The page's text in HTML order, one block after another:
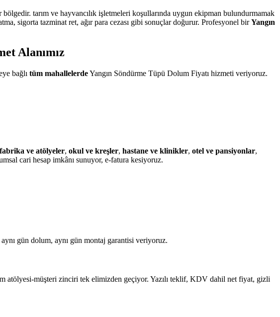
tarım ve hayvancılık işletmeleri koşullarında uygun ekipman bulundurmamak
sigorta tazminat ret, ağır para cezası gibi sonuçlar doğurur. Profesyonel birYangın
Alanımız
bağlı tüm mahallelerdeYangın Söndürme Tüpü Dolum Fiyatı hizmeti veriyoruz.
fabrika ve atölyeler, okul ve kreşler, hastane ve klinikler, otel ve pansiyonlar,
cari hesap imkânı sunuyor, e-fatura kesiyoruz.
gün dolum, aynı gün montaj garantisi veriyoruz.
atölyesi-müşteri zinciri tek elimizden geçiyor. Yazılı teklif, KDV dahil net fiyat, gizli